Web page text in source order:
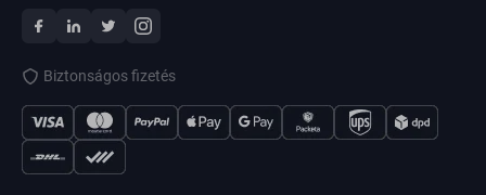
Biztonságos fizetés